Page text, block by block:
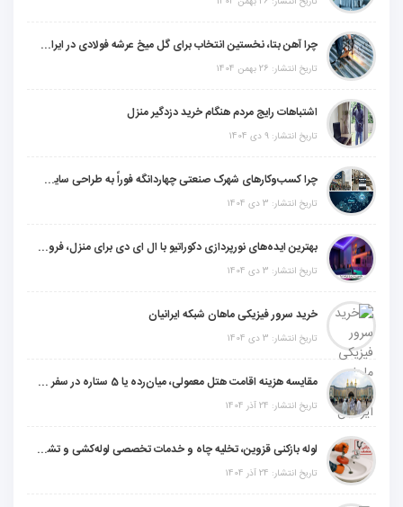
چرا آهن بتا، نخستین انتخاب برای گل میخ عرشه فولادی در ایران است؟
تاریخ انتشار: 26 بهمن 1404
اشتباهات رایج مردم هنگام خرید دزدگیر منزل
تاریخ انتشار: 9 دی 1404
چرا کسب‌وکارهای شهرک صنعتی چهاردانگه فوراً به طراحی سایت نیاز دارند؟
تاریخ انتشار: 3 دی 1404
بهترین ایده‌های نورپردازی دکوراتیو با ال ای دی برای منزل، فروشگاه و دفتر کار
تاریخ انتشار: 3 دی 1404
خرید سرور فیزیکی ماهان شبکه ایرانیان
تاریخ انتشار: 3 دی 1404
مقایسه هزینه اقامت هتل معمولی، میان‌رده یا 5 ستاره در سفر زیارتی عراق
تاریخ انتشار: 24 آذر 1404
لوله بازکنی قزوین، تخلیه چاه و خدمات تخصصی لوله‌کشی و تشخیص ترکیدگی
تاریخ انتشار: 24 آذر 1404